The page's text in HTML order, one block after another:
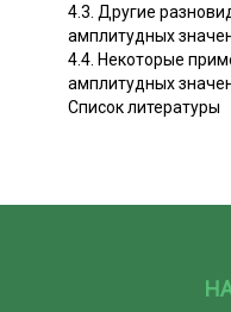
4.3. Другие
амплитудных
4.4. Некоторые
амплитудных
Список литературы